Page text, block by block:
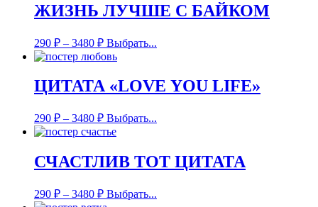
ЖИЗНЬ ЛУЧШЕ С БАЙКОМ
290 ₽ – 3480 ₽ Выбрать...
ЦИТАТА «LOVE YOU LIFE»
290 ₽ – 3480 ₽ Выбрать...
СЧАСТЛИВ ТОТ ЦИТАТА
290 ₽ – 3480 ₽ Выбрать...